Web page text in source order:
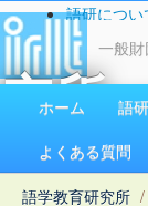
一般財
究所
語研につい
お問い合わせ
ホーム 語
よくある質問
語学教育研究所 /